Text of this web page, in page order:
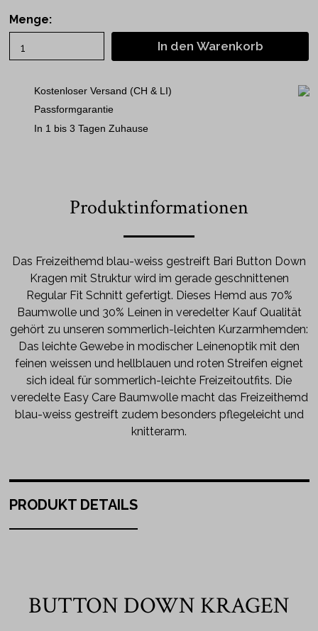
Menge:
In den Warenkorb
Kostenloser Versand (CH & LI)
Passformgarantie
In 1 bis 3 Tagen Zuhause
Produktinformationen
Das Freizeithemd blau-weiss gestreift Bari Button Down
Kragen mit Struktur wird im gerade geschnittenen
Regular Fit Schnitt gefertigt. Dieses Hemd aus 70%
Baumwolle und 30% Leinen in veredelter Kauf Qualität
gehört zu unseren sommerlich-leichten Kurzarmhemden:
Das leichte Gewebe in modischer Leinenoptik mit den
feinen weissen und hellblauen und roten Streifen eignet
sich ideal für sommerlich-leichte Freizeitoutfits. Die
veredelte Easy Care Baumwolle macht das Freizeithemd
blau-weiss gestreift zudem besonders pflegeleicht und
knitterarm.
PRODUKT DETAILS
BUTTON DOWN KRAGEN